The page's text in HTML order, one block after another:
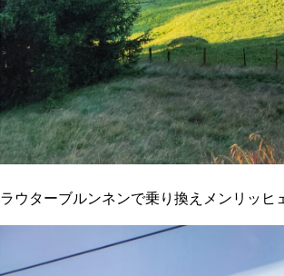
ラウターブルンネンで乗り換えメンリッヒ